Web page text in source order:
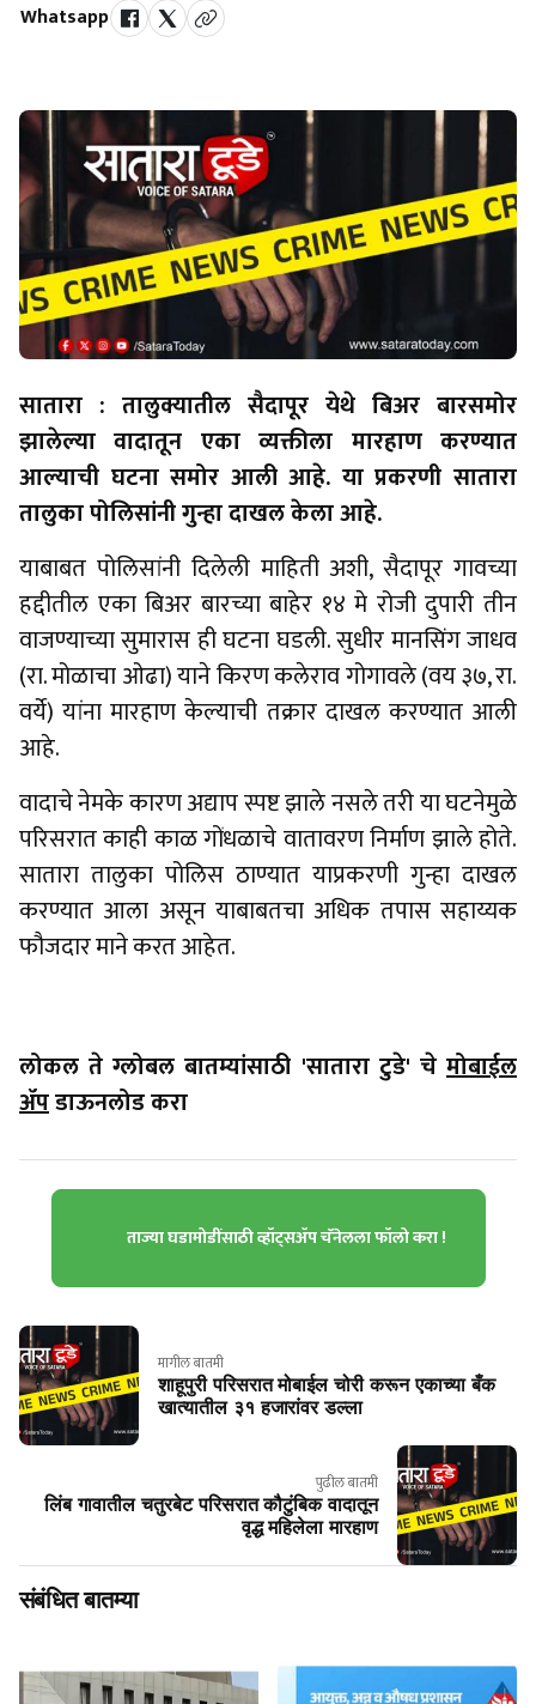
Whatsapp
सातारा : तालुक्यातील सैदापूर येथे बिअर बारसमोर
झालेल्या वादातून एका व्यक्तीला मारहाण करण्यात
आल्याची घटना समोर आली आहे. या प्रकरणी सातारा
तालुका पोलिसांनी गुन्हा दाखल केला आहे.
याबाबत पोलिसांनी दिलेली माहिती अशी, सैदापूर गावच्या
हद्दीतील एका बिअर बारच्या बाहेर १४ मे रोजी दुपारी तीन
वाजण्याच्या सुमारास ही घटना घडली. सुधीर मानसिंग जाधव
(रा. मोळाचा ओढा) याने किरण कलेराव गोगावले (वय ३७, रा.
वर्ये) यांना मारहाण केल्याची तक्रार दाखल करण्यात आली
आहे.
वादाचे नेमके कारण अद्याप स्पष्ट झाले नसले तरी या घटनेमुळे
परिसरात काही काळ गोंधळाचे वातावरण निर्माण झाले होते.
सातारा तालुका पोलिस ठाण्यात याप्रकरणी गुन्हा दाखल
करण्यात आला असून याबाबतचा अधिक तपास सहाय्यक
फौजदार माने करत आहेत.
लोकल ते ग्लोबल बातम्यांसाठी 'सातारा टुडे' चे मोबाईल
ॲपडाऊनलोड करा
ताज्या घडामोडींसाठी व्हॉट्सॲप चॅनेलला फॉलो करा !
मागील बातमी
शाहूपुरी परिसरात मोबाईल चोरी करून एकाच्या बँक
खात्यातील ३१ हजारांवर डल्ला
पुढील बातमी
लिंब गावातील चतुरबेट परिसरात कौटुंबिक वादातून
वृद्ध महिलेला मारहाण
संबंधित बातम्या